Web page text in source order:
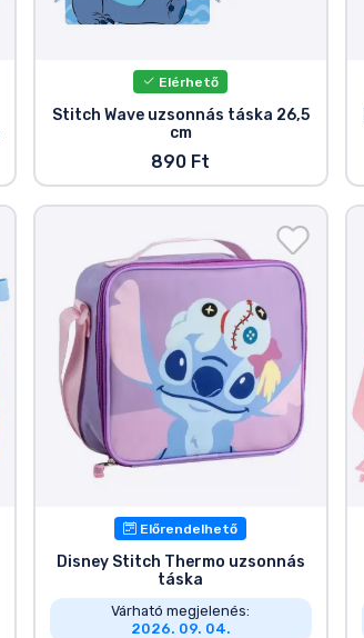
Elérhető
Stitch Wave uzsonnás táska 26,5
cm
890 Ft
Előrendelhető
Disney Stitch Thermo uzsonnás
táska
Várható megjelenés:
2026. 09. 04.